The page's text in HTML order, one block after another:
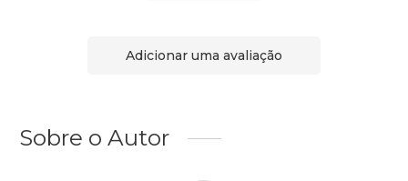
Adicionar uma avaliação
Sobre o Autor